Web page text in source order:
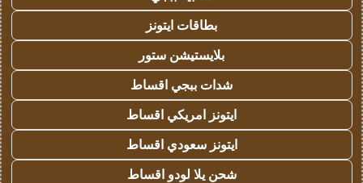
بطاقات ايتونز
بلايستيشن ستور
شدات ببجي اقساط
ايتونز امريكي اقساط
ايتونز سعودي اقساط
شحن يلا لودو اقساط